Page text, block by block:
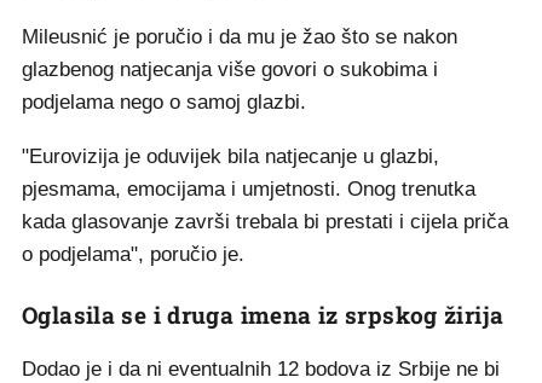
Mileusnić je poručio i da mu je žao što se nakon
glazbenog natjecanja više govori o sukobima i
podjelama nego o samoj glazbi.
"Eurovizija je oduvijek bila natjecanje u glazbi,
pjesmama, emocijama i umjetnosti. Onog trenutka
kada glasovanje završi trebala bi prestati i cijela priča
o podjelama", poručio je.
Oglasila se i druga imena iz srpskog žirija
Dodao je i da ni eventualnih 12 bodova iz Srbije ne bi